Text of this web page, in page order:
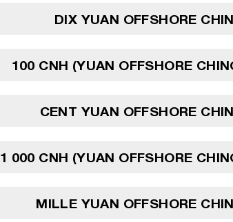
DIX YUAN OFFSHORE
100 CNH (YUAN OFFSHORE
CENT YUAN OFFSHORE
1 000 CNH (YUAN OFFSHORE
MILLE YUAN OFFSHORE